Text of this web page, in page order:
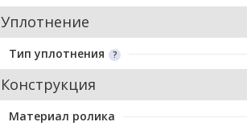
Уплотнение
Тип уплотнения
Конструкция
Материал ролика